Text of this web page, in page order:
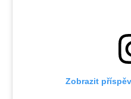
Zobrazit